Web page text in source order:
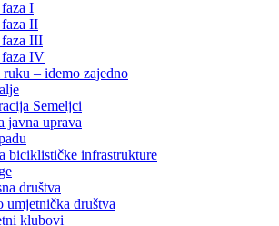
I
II
III
IV
– idemo zajedno
Semeljci
javna uprava
biciklističke infrastrukture
društva
umjetnička društva
klubovi